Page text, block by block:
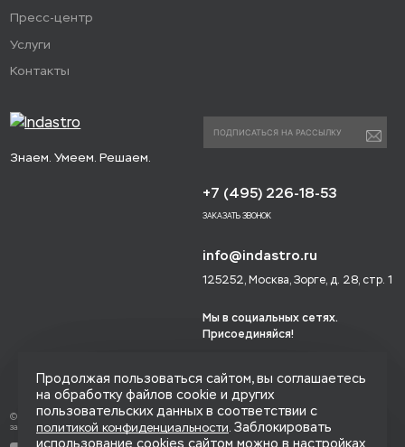
Знаем. Умеем. Решаем.
© 2014-2026 «Индастро», Все права
защищены.
Пресс-центр
Услуги
Контакты
+7 (495) 226-18-53
ЗАКАЗАТЬ ЗВОНОК
info@indastro.ru
125252, Москва, Зорге, д. 28, стр. 1
Мы в социальных сетях.
Присоединяйся!
Продолжая пользоваться сайтом, вы соглашаетесь
на обработку файлов cookie и других
пользовательских данных в соответствии с
политикой конфиденциальности. Заблокировать
использование cookies сайтом можно в настройках